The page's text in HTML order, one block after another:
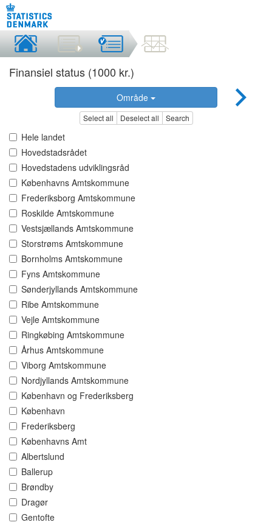
Finansiel status (1000 kr.)
Område
Select all Deselect all Search
Hele landet
Hovedstadsrådet
Hovedstadens udviklingsråd
Københavns Amtskommune
Frederiksborg Amtskommune
Roskilde Amtskommune
Vestsjællands Amtskommune
Storstrøms Amtskommune
Bornholms Amtskommune
Fyns Amtskommune
Sønderjyllands Amtskommune
Ribe Amtskommune
Vejle Amtskommune
Ringkøbing Amtskommune
Århus Amtskommune
Viborg Amtskommune
Nordjyllands Amtskommune
København og Frederiksberg
København
Frederiksberg
Københavns Amt
Albertslund
Ballerup
Brøndby
Dragør
Gentofte